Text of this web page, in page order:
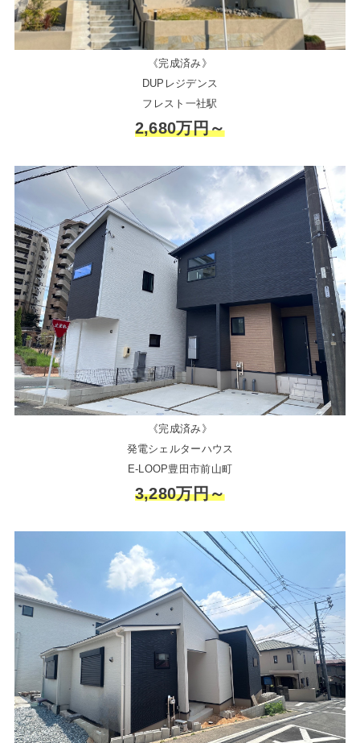
《完成済み》
DUPレジデンス
フレスト一社駅
2,680万円～
《完成済み》
発電シェルターハウス
E-LOOP豊田市前山町
3,280万円～